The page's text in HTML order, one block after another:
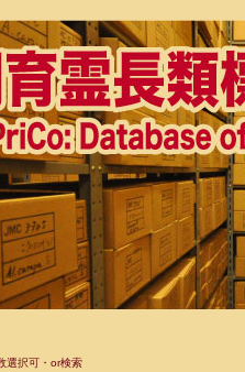
選択可・or検索